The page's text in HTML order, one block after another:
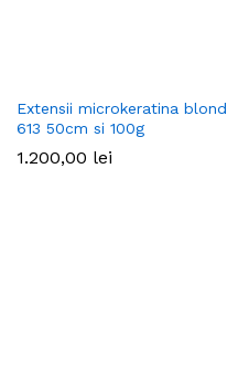
Extensii microkeratina blond
613 50cm si 100g
1.200,00 lei